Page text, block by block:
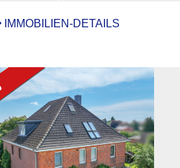
IMMOBILIEN-DETAILS